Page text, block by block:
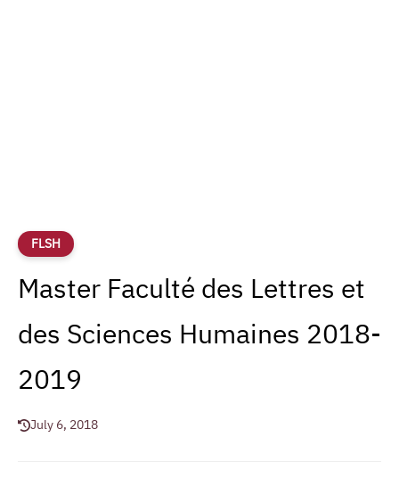
FLSH
Master Faculté des Lettres et
des Sciences Humaines 2018-
2019
July 6, 2018